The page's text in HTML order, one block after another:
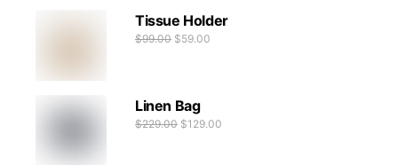
Tissue Holder
$99.00 $59.00
Linen Bag
$229.00 $129.00